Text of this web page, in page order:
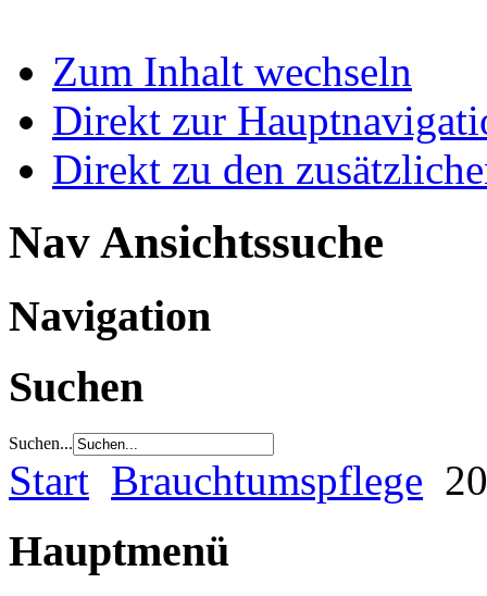
Zum Inhalt wechseln
Direkt zur
Direkt zu den
Nav Ansichtssuche
Navigation
Suchen
Suchen...
Start Brauchtumspflege
Hauptmenü